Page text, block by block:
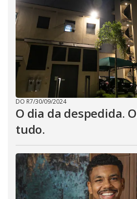
DO R7/30/09/2024
O dia da despedida.
tudo.